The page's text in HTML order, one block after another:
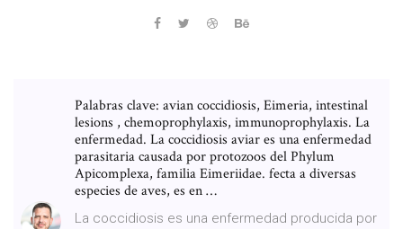
Palabras clave: avian coccidiosis, Eimeria, intestinal
lesions , chemoprophylaxis, immunoprophylaxis. La
enfermedad. La coccidiosis aviar es una enfermedad
parasitaria causada por protozoos del Phylum
Apicomplexa, familia Eimeriidae. fecta a diversas
especies de aves, es en …
La coccidiosis es una enfermedad producida por